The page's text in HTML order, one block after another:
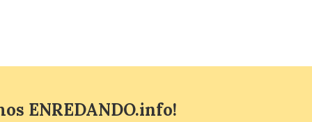
ENREDANDO.info!